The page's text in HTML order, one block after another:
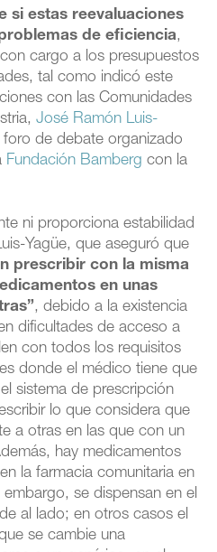
si estas reevaluaciones
de eficiencia,
cargo a los presupuestos
tal como indicó este
con las Comunidades
José Ramón Luis-
de debate organizado
Fundación Bamberg con la
ni proporciona estabilidad
Yagüe, que aseguró que
prescribir con la misma
en unas
, debido a la existencia
dificultades de acceso a
con todos los requisitos
donde el médico tiene que
sistema de prescripción
lo que considera que
a otras en las que con un
hay medicamentos
la farmacia comunitaria en
se dispensan en el
al lado; en otros casos el
se cambie una